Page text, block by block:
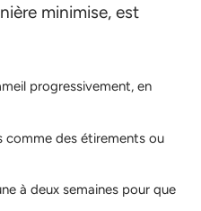
minimise, est
progressivement, en
comme des étirements ou
à deux semaines pour que